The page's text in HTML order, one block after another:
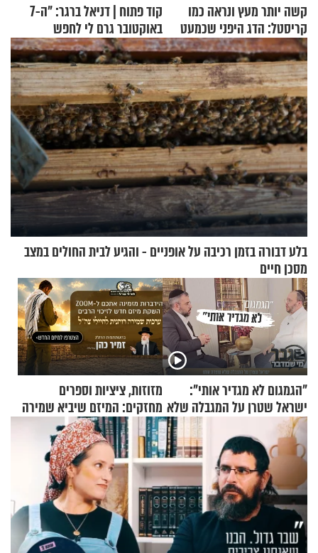
קשה יותר מעץ ונראה כמו
קריסטל: הדג היפני שכמעט
בלתי אפשרי לחתוך
קוד פתוח | דניאל ברגר: "ה-7
באוקטובר גרם לי לחפש
תשובות"
בלע דבורה בזמן רכיבה על אופניים - והגיע לבית החולים במצב
מסכן חיים
"הגמגום לא מגדיר אותי":
ישראל שטרן על המגבלה שלא
עוצרת אותו
מזוזות, ציציות וספרים
מחזקים: המיזם שיביא שמירה
רוחנית לאלפי חיילי צה"ל